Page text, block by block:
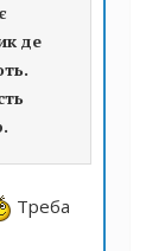
де
Треба